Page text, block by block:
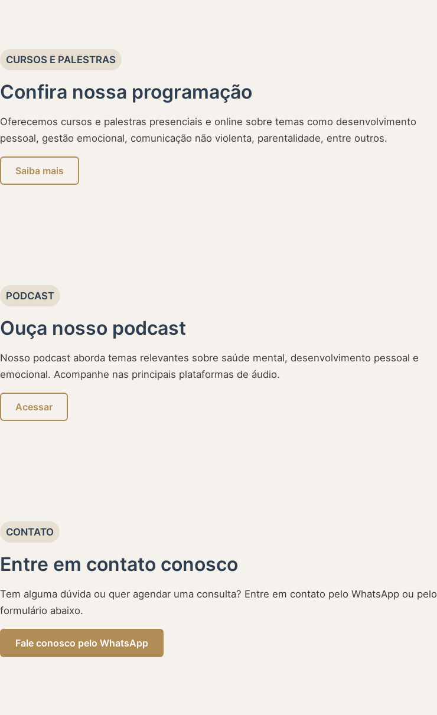
CURSOS E PALESTRAS
Confira nossa programação
Oferecemos cursos e palestras presenciais e online sobre temas como desenvolvimento
pessoal, gestão emocional, comunicação não violenta, parentalidade, entre outros.
Saiba mais
PODCAST
Ouça nosso podcast
Nosso podcast aborda temas relevantes sobre saúde mental, desenvolvimento pessoal e
emocional. Acompanhe nas principais plataformas de áudio.
Acessar
CONTATO
Entre em contato conosco
Tem alguma dúvida ou quer agendar uma consulta? Entre em contato pelo WhatsApp ou pelo
formulário abaixo.
Fale conosco pelo WhatsApp